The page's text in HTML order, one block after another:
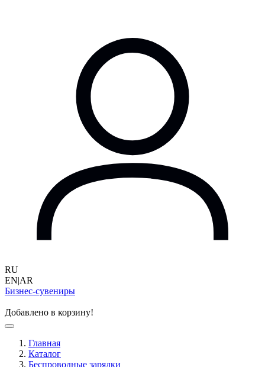
RU
EN|AR
Бизнес-сувениры
Добавлено в корзину!
Главная
Каталог
Беспроводные зарядки